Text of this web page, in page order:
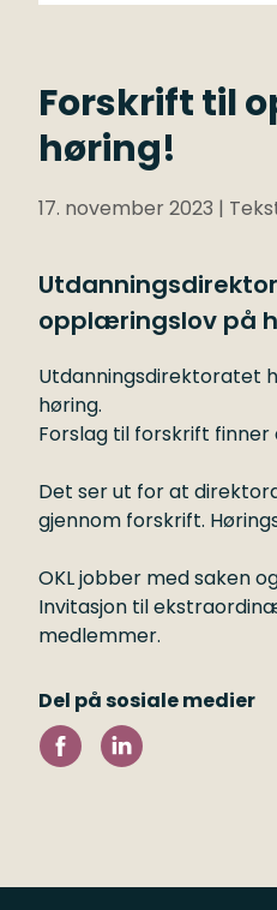
Forskrift til
høring!
17. november 2023 |
opplæringslov på
Utdanningsdirektoratet
høring.
Forslag til forskrift finner
Det ser ut for at
gjennom forskrift.
OKL jobber med saken
Invitasjon til
medlemmer.
Del på sosiale medier